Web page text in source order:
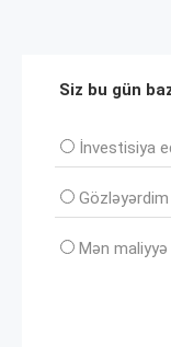
Siz bu gün
İnvеstisiya
Gözləyərdim
Mən maliyyə